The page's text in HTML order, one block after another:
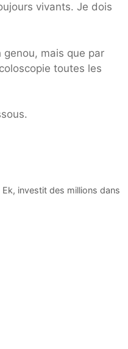
vivants. Je dois
mais que par
toutes les
investit des millions dans